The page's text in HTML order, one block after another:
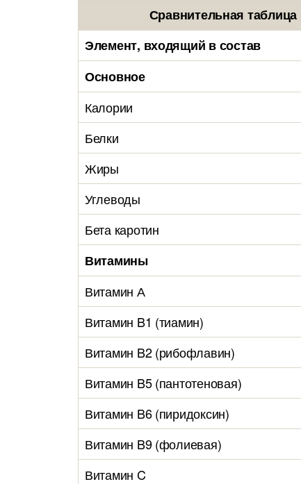
Сравнительная
Элемент, входящий в состав
Основное
Калории
Белки
Жиры
Углеводы
Бета каротин
Витамины
Витамин А
Витамин B1 (тиамин)
Витамин B2 (рибофлавин)
Витамин B5 (пантотеновая)
Витамин B6 (пиридоксин)
Витамин B9 (фолиевая)
Витамин C